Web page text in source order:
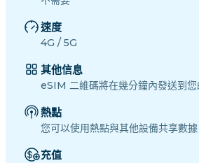
速度
4G / 5G
其他信息
eSIM 二維碼將在幾分鐘內發送到您
熱點
您可以使用熱點與其他設備共享數據
充值